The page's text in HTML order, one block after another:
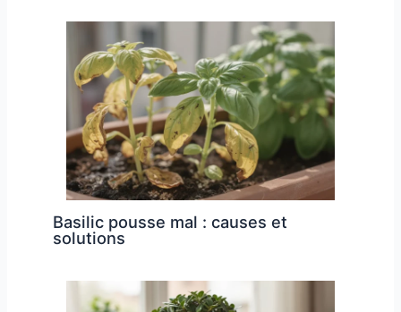
Basilic pousse mal : causes et
solutions